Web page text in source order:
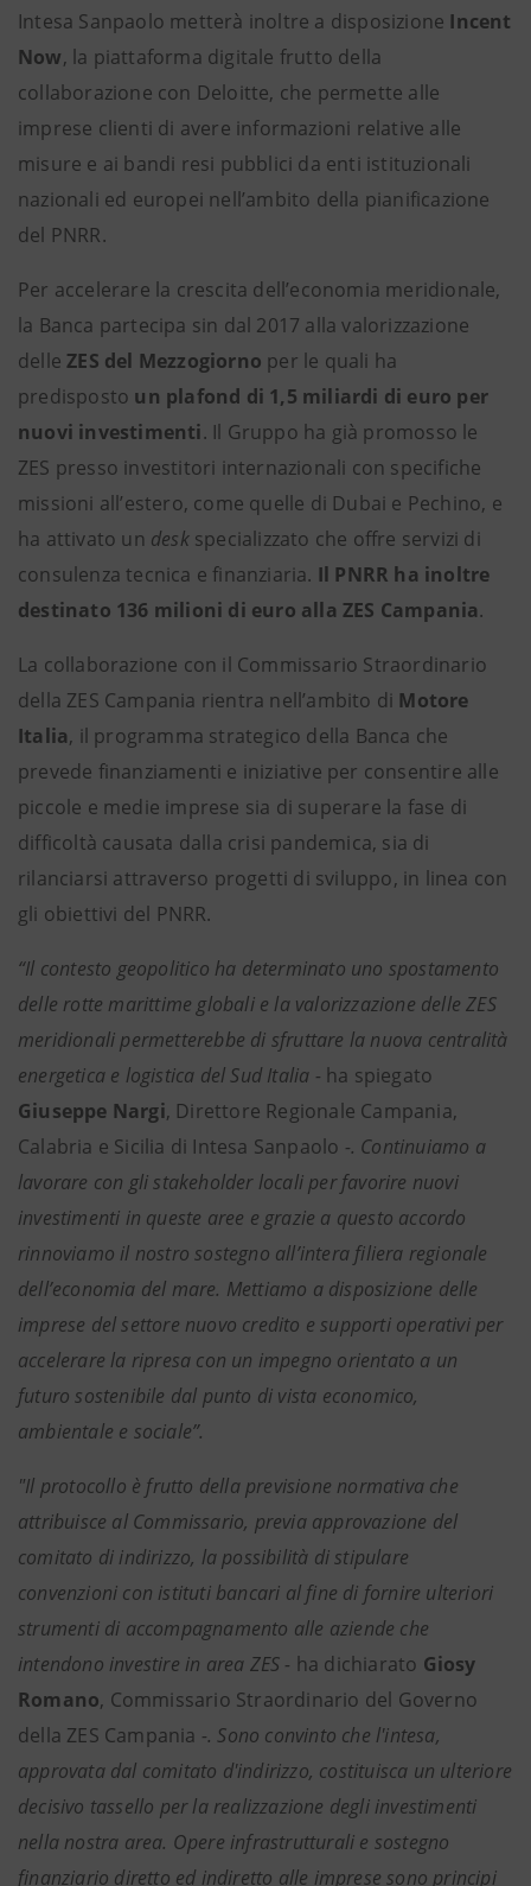
Intesa Sanpaolo metterà inoltre a disposizione Incent
Now, la piattaforma digitale frutto della
collaborazione con Deloitte, che permette alle
imprese clienti di avere informazioni relative alle
misure e ai bandi resi pubblici da enti istituzionali
nazionali ed europei nell’ambito della pianificazione
del PNRR.
Per accelerare la crescita dell’economia meridionale,
la Banca partecipa sin dal 2017 alla valorizzazione
delleZES del Mezzogiorno per le quali ha
predisposto un plafond di 1,5 miliardi di euro per
nuovi investimenti. Il Gruppo ha già promosso le
ZES presso investitori internazionali con specifiche
missioni all’estero, come quelle di Dubai e Pechino, e
ha attivato un deskspecializzato che offre servizi di
consulenza tecnica e finanziaria. Il PNRR ha inoltre
destinato 136 milioni di euro alla ZES Campania.
La collaborazione con il Commissario Straordinario
della ZES Campania rientra nell’ambito di Motore
Italia, il programma strategico della Banca che
prevede finanziamenti e iniziative per consentire alle
piccole e medie imprese sia di superare la fase di
difficoltà causata dalla crisi pandemica, sia di
rilanciarsi attraverso progetti di sviluppo, in linea con
gli obiettivi del PNRR.
“Il contesto geopolitico ha determinato uno spostamento
delle rotte marittime globali e la valorizzazione delle ZES
meridionali permetterebbe di sfruttare la nuova centralità
energetica e logistica del Sud Italia - ha spiegato
Giuseppe Nargi, Direttore Regionale Campania,
Calabria e Sicilia di Intesa Sanpaolo -. Continuiamo a
lavorare con gli stakeholder locali per favorire nuovi
investimenti in queste aree e grazie a questo accordo
rinnoviamo il nostro sostegno all’intera filiera regionale
dell’economia del mare. Mettiamo a disposizione delle
imprese del settore nuovo credito e supporti operativi per
accelerare la ripresa con un impegno orientato a un
futuro sostenibile dal punto di vista economico,
ambientale e sociale”.
"Il protocollo è frutto della previsione normativa che
attribuisce al Commissario, previa approvazione del
comitato di indirizzo, la possibilità di stipulare
convenzioni con istituti bancari al fine di fornire ulteriori
strumenti di accompagnamento alle aziende che
intendono investire in area ZES - ha dichiarato Giosy
Romano, Commissario Straordinario del Governo
della ZES Campania -. Sono convinto che l'intesa,
approvata dal comitato d'indirizzo, costituisca un ulteriore
decisivo tassello per la realizzazione degli investimenti
nella nostra area. Opere infrastrutturali e sostegno
finanziario diretto ed indiretto alle imprese sono principi